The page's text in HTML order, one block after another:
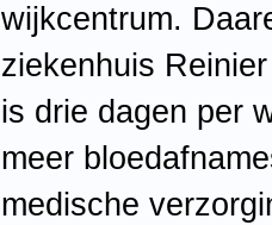
wijkcentrum.
ziekenhuis
is drie dagen per
meer
medische